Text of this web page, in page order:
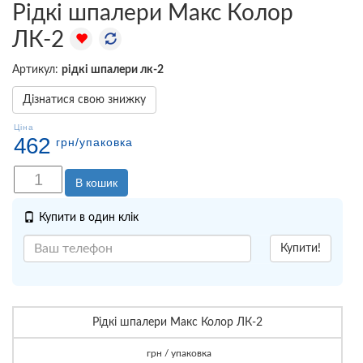
Рідкі шпалери Макс Колор
ЛК-2
Артикул: рідкі шпалери лк-2
Дізнатися свою знижку
Ціна
462 грн/упаковка
В кошик
Купити в один клік
Купити!
Рідкі шпалери Макс Колор ЛК-2
грн / упаковка